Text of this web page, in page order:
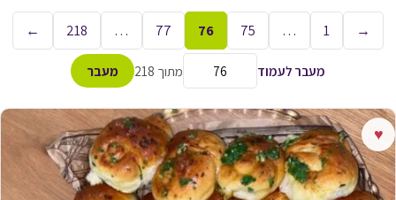
→
1
…
75
76
77
…
218
←
מעבר לעמוד מתוך 218 מעבר
♥